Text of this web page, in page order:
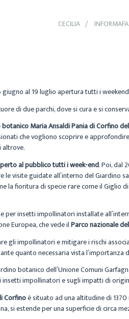
CECILIA
giugno al 19 luglio apertura tutti i
di due parchi, dove si cura e si
Maria Ansaldi Pania di Corfino
che vogliono scoprire e
al pubblico tutti i week-end. Poi, dal
visite guidate all’interno del Giardino
la fioritura di specie rare come il Giglio
per insetti impollinatori installate
Europea, che vede ilParco nazionale
impollinatori e mitigare i rischi
quanto necessaria vista
botanico dell’Unione Comuni
impollinatori e sugli impatti di
Corfinoè situato ad una altitudine di
si estende per una superficie di circa